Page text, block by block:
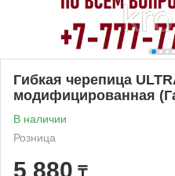
Гибкая черепица
модифицированная
В наличии
Розница
5 880